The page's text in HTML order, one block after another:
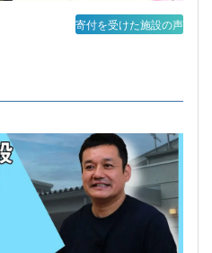
寄付を受けた施設の声